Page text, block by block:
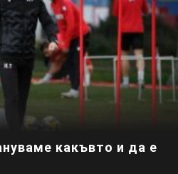
какъвто и да е